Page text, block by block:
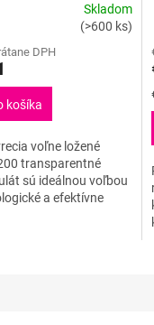
Skladom
(>600 ks)
DPH
košíka
voľne ložené
transparentné
sú ideálnou voľbou
a efektívne